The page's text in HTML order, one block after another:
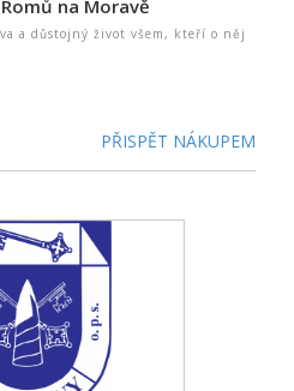
na Moravě
a důstojný život všem, kteří o něj
PŘISPĚT NÁKUPEM